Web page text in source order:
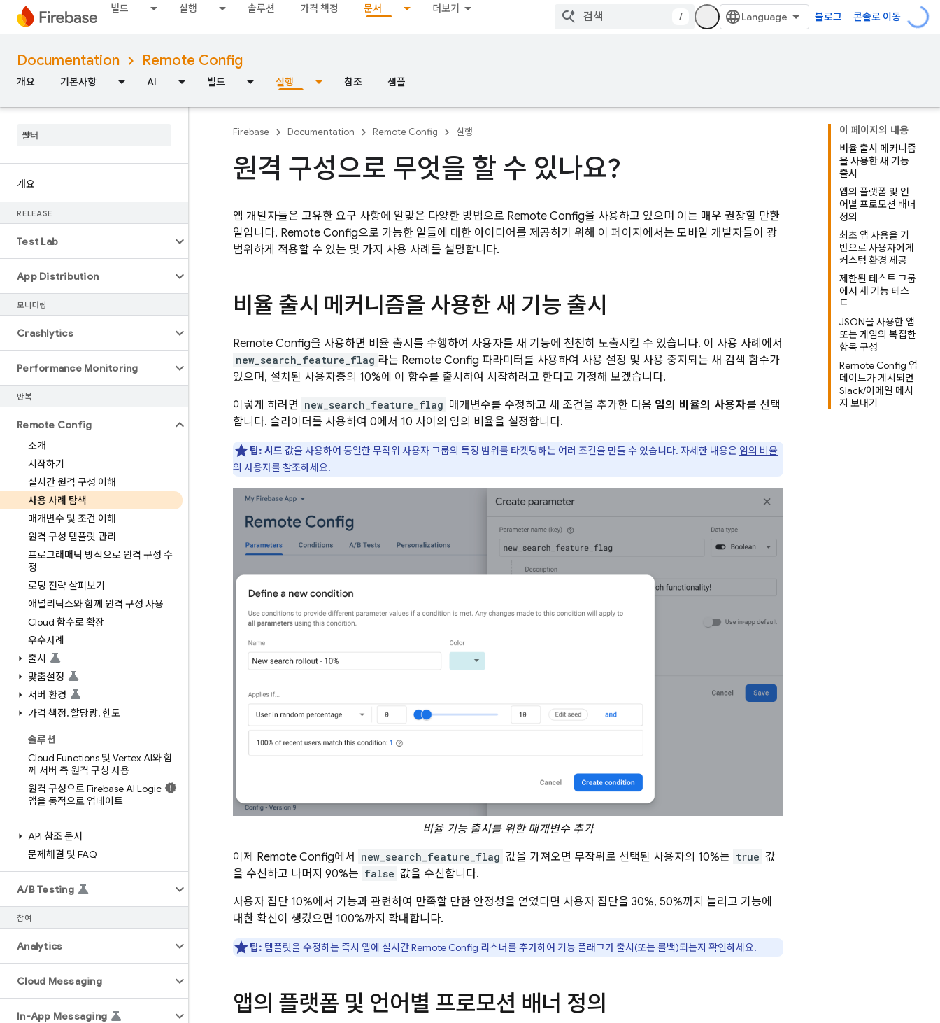
빌드 실행 솔루션 가격 책정 문서 더보기
/ 블로그 콘솔로 이동
Documentation Remote Config
개요 기본사항 AI 빌드 실행 참조 샘플
개요
RELEASE
Test Lab
App Distribution
모니터링
Crashlytics
Performance Monitoring
반복
Remote Config
소개
시작하기
실시간 원격 구성 이해
사용 사례 탐색
매개변수 및 조건 이해
원격 구성 템플릿 관리
프로그래매틱 방식으로 원격 구성 수
정
로딩 전략 살펴보기
애널리틱스와 함께 원격 구성 사용
Cloud 함수로 확장
우수사례
출시
맞춤설정
서버 환경
가격 책정,할당량,한도
솔루션
Cloud Functions 및 Vertex AI와 함
께 서버 측 원격 구성 사용
원격 구성으로 Firebase AI Logic
앱을 동적으로 업데이트
API 참조 문서
문제해결 및 FAQ
A/B Testing
참여
Analytics
Cloud Messaging
In-App Messaging
이 페이지의 내용
비율 출시 메커니즘
을 사용한 새 기능
출시
앱의 플랫폼 및 언
어별 프로모션 배너
정의
최초 앱 사용을 기
반으로 사용자에게
커스텀 환경 제공
제한된 테스트 그룹
에서 새 기능 테스
트
JSON을 사용한 앱
또는 게임의 복잡한
항목 구성
Remote Config 업
데이트가 게시되면
Slack/이메일 메시
지 보내기
Firebase Documentation Remote Config 실행
원격 구성으로 무엇을 할 수 있나요?
앱 개발자들은 고유한 요구 사항에 알맞은 다양한 방법으로 Remote Config을 사용하고 있으며 이는 매우 권장할 만한
일입니다. Remote Config으로 가능한 일들에 대한 아이디어를 제공하기 위해 이 페이지에서는 모바일 개발자들이 광
범위하게 적용할 수 있는 몇 가지 사용 사례를 설명합니다.
비율 출시 메커니즘을 사용한 새 기능 출시
Remote Config을 사용하면 비율 출시를 수행하여 사용자를 새 기능에 천천히 노출시킬 수 있습니다. 이 사용 사례에서
new_search_feature_flag 라는 Remote Config 파라미터를 사용하여 사용 설정 및 사용 중지되는 새 검색 함수가
있으며, 설치된 사용자층의 10%에 이 함수를 출시하여 시작하려고 한다고 가정해 보겠습니다.
이렇게 하려면 new_search_feature_flag 매개변수를 수정하고 새 조건을 추가한 다음 임의 비율의 사용자를 선택
합니다. 슬라이더를 사용하여 0에서 10 사이의 임의 비율을 설정합니다.
팁: 시드 값을 사용하여 동일한 무작위 사용자 그룹의 특정 범위를 타겟팅하는 여러 조건을 만들 수 있습니다. 자세한 내용은 임의 비율
의 사용자를 참조하세요.
비율 기능 출시를 위한 매개변수 추가
이제 Remote Config에서 new_search_feature_flag 값을 가져오면 무작위로 선택된 사용자의 10%는 true 값
을 수신하고 나머지 90%는 false 값을 수신합니다.
사용자 집단 10%에서 기능과 관련하여 만족할 만한 안정성을 얻었다면 사용자 집단을 30%, 50%까지 늘리고 기능에
대한 확신이 생겼으면 100%까지 확대합니다.
팁: 템플릿을 수정하는 즉시 앱에 실시간Remote Config 리스너를 추가하여 기능 플래그가 출시(또는 롤백)되는지 확인하세요.
앱의 플랫폼 및 언어별 프로모션 배너 정의